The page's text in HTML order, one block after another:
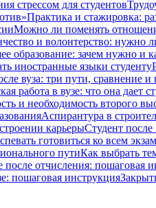
стрессом для студентов
Практика и стажировка:
Можно ли поменять
и волонтерство: нужно
образование: зачем нужно и
иностранные языки студенту
вуза: три пути, сравнение
работа в вузе: что она дает
и необходимость второго
Аспирантура в
карьерыСтудент после
готовиться ко всем
путиКак выбрать
после отчисления: пошаговая
пошаговая инструкция